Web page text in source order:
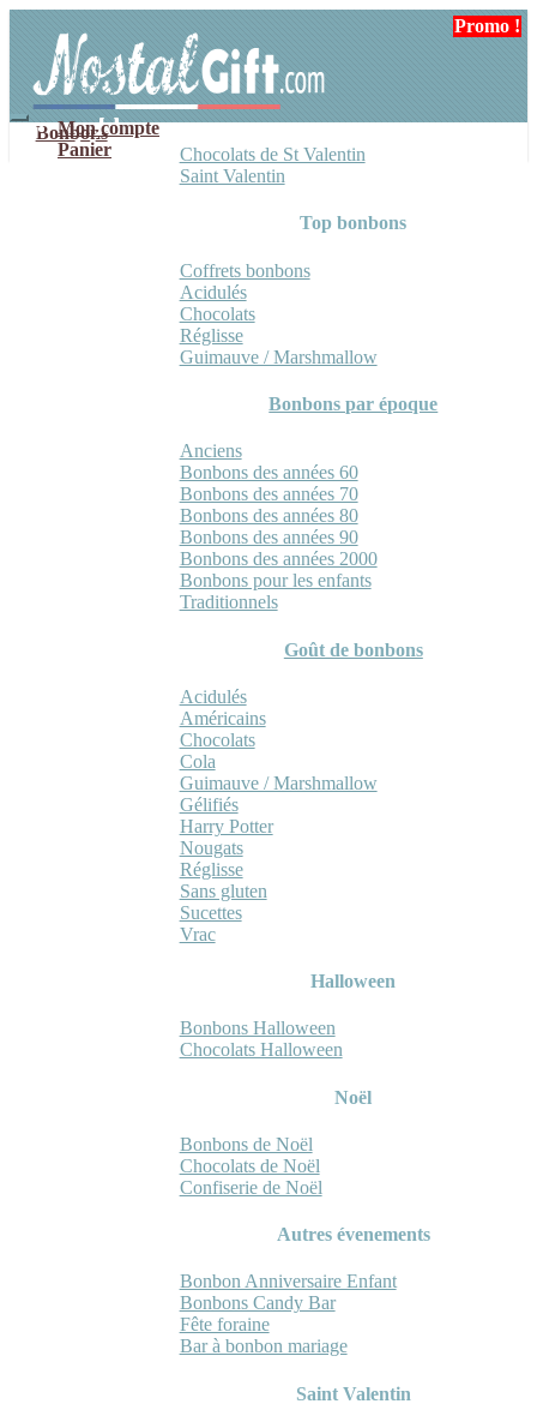
navigation
contenu
Mon compte
Panier
Bonbons
Chocolats de St Valentin
Saint Valentin
Top bonbons
Coffrets bonbons
Acidulés
Chocolats
Réglisse
Guimauve / Marshmallow
Bonbons par époque
Anciens
Bonbons des années 60
Bonbons des années 70
Bonbons des années 80
Bonbons des années 90
Bonbons des années 2000
Bonbons pour les enfants
Traditionnels
Goût de bonbons
Acidulés
Américains
Chocolats
Cola
Guimauve / Marshmallow
Gélifiés
Harry Potter
Nougats
Réglisse
Sans gluten
Sucettes
Vrac
Halloween
Bonbons Halloween
Chocolats Halloween
Noël
Bonbons de Noël
Chocolats de Noël
Confiserie de Noël
Autres évenements
Bonbon Anniversaire Enfant
Bonbons Candy Bar
Fête foraine
Bar à bonbon mariage
Saint Valentin
Promo !